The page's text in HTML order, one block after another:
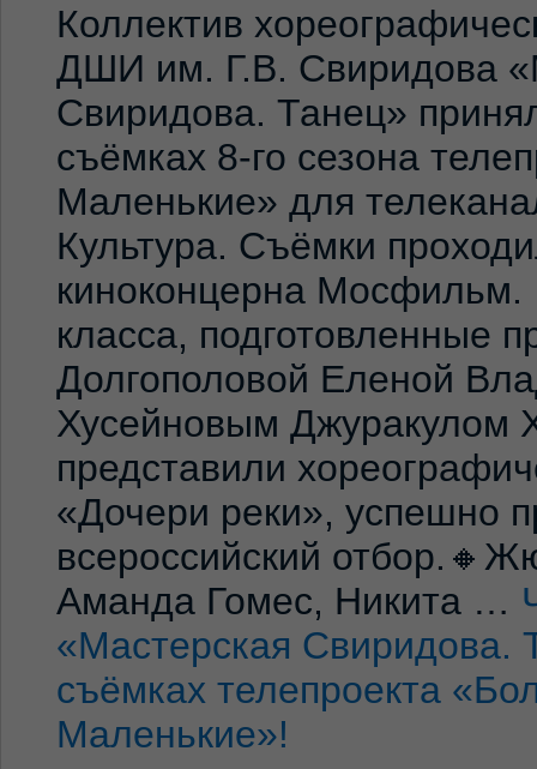
Коллектив
ДШИ им. Г.В. Свиридова
Свиридова. Танец»
съёмках 8-го сезона
Маленькие» для
Культура. Съёмки
киноконцерна Мосфильм.
класса, подготовленные
Долгополовой Еленой
Хусейновым Джуракулом
представили
«Дочери реки», успешно
всероссийский
Аманда Гомес, Никита …
«Мастерская Свиридова.
съёмках телепроекта
Маленькие»!